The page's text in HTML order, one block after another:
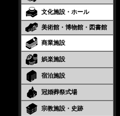
文化施設・ホール
美術館・博物館・図書館
商業施設
娯楽施設
宿泊施設
冠婚葬祭式場
宗教施設・史跡